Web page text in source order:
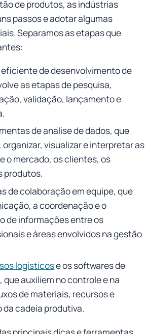
de produtos, as indústrias
passos e adotar algumas
Separamos as etapas que
de desenvolvimento de
as etapas de pesquisa,
validação, lançamento e
de análise de dados, que
visualizar e interpretar as
o mercado, os clientes, os
produtos.
de colaboração em equipe, que
a coordenação e o
de informações entre os
e áreas envolvidos na gestão
logísticose os softwares de
, que auxiliem no controle e na
de materiais, recursos e
da cadeia produtiva.